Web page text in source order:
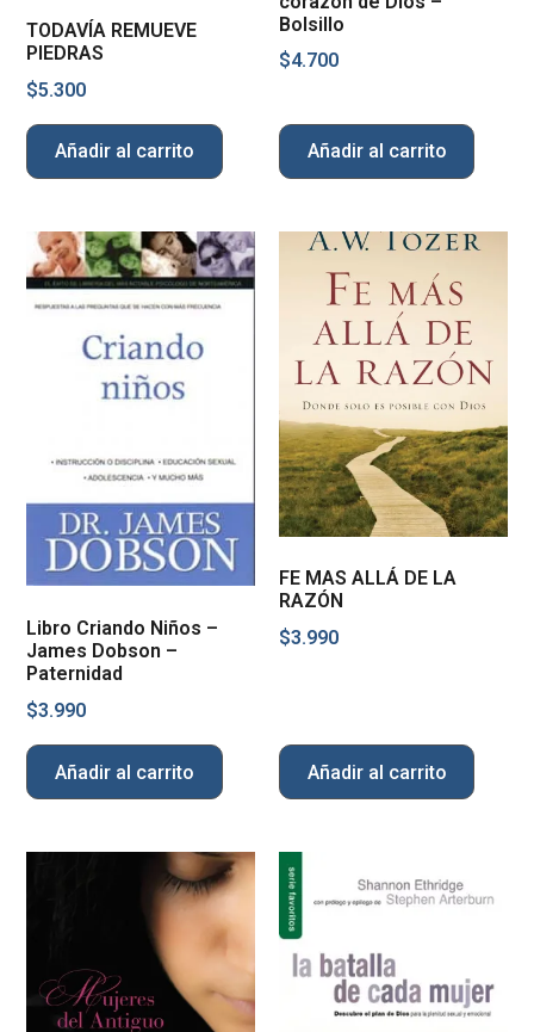
TODAVÍA REMUEVE
PIEDRAS
$5.300
Añadir al carrito
Bolsillo
$4.700
Añadir al carrito
Libro Criando Niños –
James Dobson –
Paternidad
$3.990
Añadir al carrito
FE MAS ALLÁ DE LA
RAZÓN
$3.990
Añadir al carrito